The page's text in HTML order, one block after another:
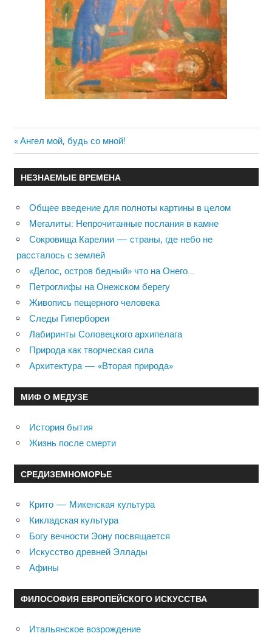
Навигация
по
записям
Previous
Post:
Ангел мой, будь со мной!
НЕЗНАЕМЫЕ ВРЕМЕНА
Общее введение для полноты картины в целом
Мегалиты: Непрочитанные послания в камне
Сокровища Карелии — страны, где небо не
рассталось с землей
«Делос, остров бедный» что на Онего…
Петроглифы на Онежском берегу
Живопись пещерного человека
Следы Гипербореи
Лабиринты Соловецкого архипелага
Природа как творческая сила
Архитектура — «Вторая природа»
МИФ О МЕДУЗЕ
История бытия
Жизнь после смерти
СРЕДИЗЕМНОМОРЬЕ
Крито — Микенская культура
Кикладская культура
Богу вечности Эону посвящается
Искусство древней Эллады
Афины
ФИЛОСОФИЯ ЕВРОПЕЙСКОГО ИСКУССТВА
Итальянское возрождение